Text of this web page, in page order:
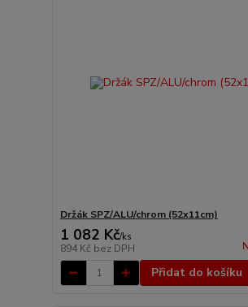
Držák SPZ/ALU/chrom (52x11cm)
1 082 Kč/ks
894 Kč bez DPH
Přidat do košíku